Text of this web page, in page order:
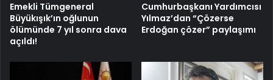
Emekli Tümgeneral
Büyükışık’ın oğlunun
ölümünde 7 yıl sonra dava
açıldı!
Cumhurbaşkanı Yardımcısı
Yılmaz’dan “Çözerse
Erdoğan çözer” paylaşımı